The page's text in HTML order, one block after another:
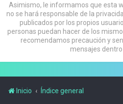
Asimismo, le informamos que esta
no se hará responsable de la
publicados por los propios
personas puedan hacer de los
recomendamos precaución y
mensajes dentro
Inicio Índice general